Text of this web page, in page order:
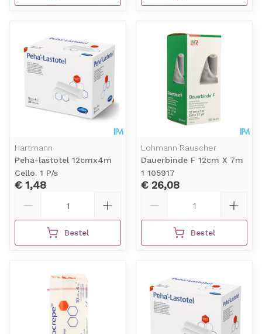
Hartmann
Peha-lastotel 12cmx4m
Cello. 1 P/s
€ 1,48
Bestel
Lohmann Rauscher
Dauerbinde F 12cm X 7m
1 105917
€ 26,08
Bestel